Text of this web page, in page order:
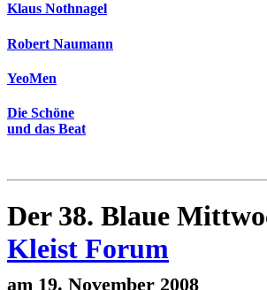
Klaus Nothnagel
Robert Naumann
YeoMen
Die Schöne
und das Beat
Der 38. Blaue
Kleist Forum
am 19. November 2008